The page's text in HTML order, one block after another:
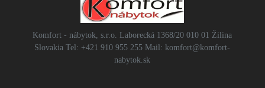
Komfort - nábytok, s.r.o. Laborecká 1368/20 010 01 Žilina
Slovakia Tel: +421 910 955 255 Mail: komfort@komfort-
nabytok.sk